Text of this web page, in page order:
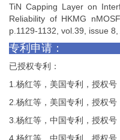
TiN Capping Layer on
Reliability of HKMG
p.1129-1132, vol.39, issue 8,
专利申请：
已授权专利：
1. 杨红等，美国专利，授权号
2. 杨红等，美国专利，授权号
3. 杨红等，中国专利，授权号